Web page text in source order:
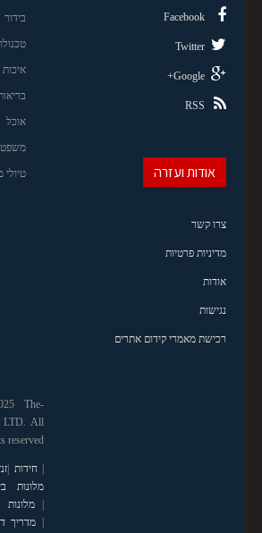
בידור
אוכל
משפט
Facebook
Twitter
Google+
RSS
אודות ועזרה
צרו קשר
מדיניות פרטיות
אודות
נגישות
רכישת מאמרי קידום אתרים
The-
LTD. All
reserved
|חידות
מלונות
|מלונות
מדריך